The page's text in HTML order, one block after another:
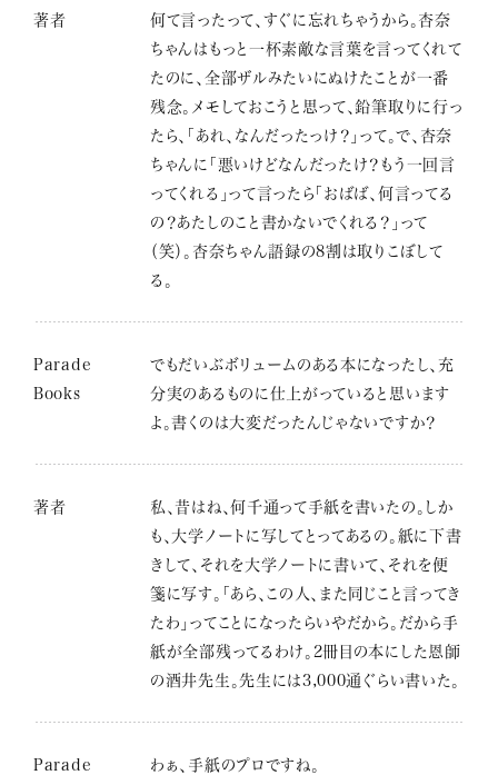
著者
何て言ったって、すぐに忘れちゃうから。杏奈
ちゃんはもっと一杯素敵な言葉を言ってくれて
たのに、全部ザルみたいにぬけたことが一番
残念。メモしておこうと思って、鉛筆取りに行っ
たら、「あれ、なんだったっけ？」って。で、杏奈
ちゃんに「悪いけどなんだったけ？もう一回言
ってくれる」って言ったら「おばば、何言ってる
の？あたしのこと書かないでくれる？」って
（笑）。杏奈ちゃん語録の8割は取りこぼして
る。
Parade
Books
でもだいぶボリュームのある本になったし、充
分実のあるものに仕上がっていると思います
よ。書くのは大変だったんじゃないですか？
著者
私、昔はね、何千通って手紙を書いたの。しか
も、大学ノートに写してとってあるの。紙に下書
きして、それを大学ノートに書いて、それを便
箋に写す。「あら、この人、また同じこと言ってき
たわ」ってことになったらいやだから。だから手
紙が全部残ってるわけ。2冊目の本にした恩師
の酒井先生。先生には3,000通ぐらい書いた。
Parade わぁ、手紙のプロですね。